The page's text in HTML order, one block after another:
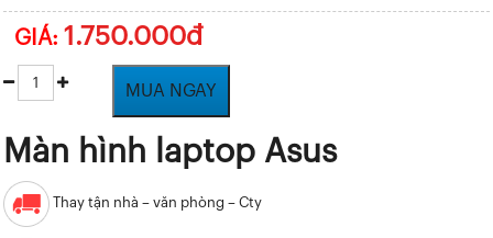
GIÁ: 1.750.000đ
MUA NGAY
Màn hình laptop Asus
Thay tận nhà – văn phòng – Cty